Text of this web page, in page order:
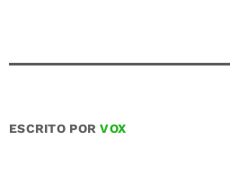
ESCRITO PORVOX